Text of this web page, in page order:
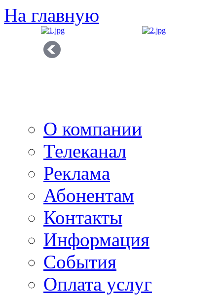
На главную
О компании
Телеканал
Реклама
Абонентам
Контакты
Информация
Cобытия
Оплата услуг